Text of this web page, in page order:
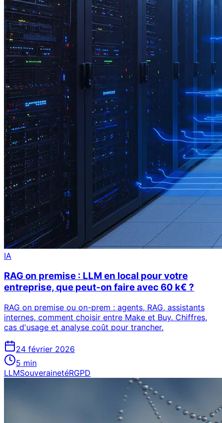
IA
RAG on premise : LLM en local pour votre
entreprise, que peut-on faire avec 60 k€ ?
RAG on premise ou on-prem : agents, RAG, assistants
internes, comment choisir entre Make et Buy. Chiffres,
cas d'usage et analyse coût pour trancher.
24 février 2026
5 min
LLMSouverainetéRGPD